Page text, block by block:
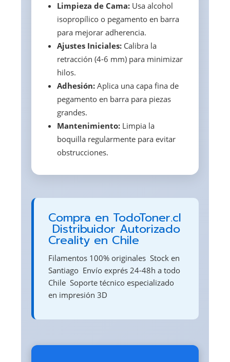
Limpieza de Cama: Usa alcohol
isopropílico o pegamento en barra
para mejorar adherencia.
Ajustes Iniciales: Calibra la
retracción (4-6 mm) para minimizar
hilos.
Adhesión:Aplica una capa fina de
pegamento en barra para piezas
grandes.
Mantenimiento: Limpia la
boquilla regularmente para evitar
obstrucciones.
Compra en TodoToner.cl
 Distribuidor Autorizado
Creality en Chile
Filamentos 100% originales  Stock en
Santiago  Envío exprés 24-48h a todo
Chile  Soporte técnico especializado
en impresión 3D